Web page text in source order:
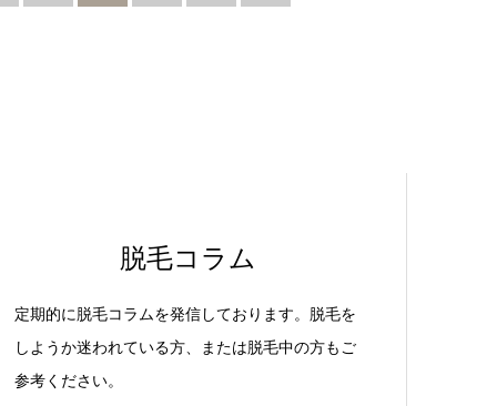
脱毛コラム
定期的に脱毛コラムを発信しております。脱毛を
しようか迷われている方、または脱毛中の方もご
参考ください。